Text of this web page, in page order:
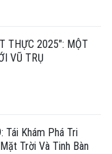
THỰC 2025": MỘT
VŨ TRỤ
Tái Khám Phá Tri
Trời Và Tinh Bàn